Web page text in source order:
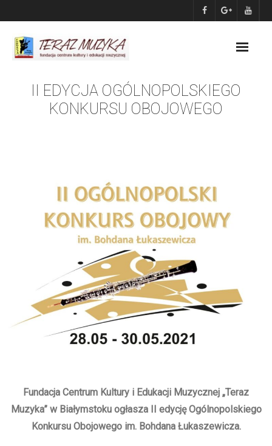
to
content
II EDYCJA OGÓLNOPOLSKIEGO
KONKURSU OBOJOWEGO
Fundacja Centrum Kultury i Edukacji Muzycznej „Teraz
Muzyka” w Białymstoku ogłasza II edycję Ogólnopolskiego
Konkursu Obojowego im. Bohdana Łukaszewicza.